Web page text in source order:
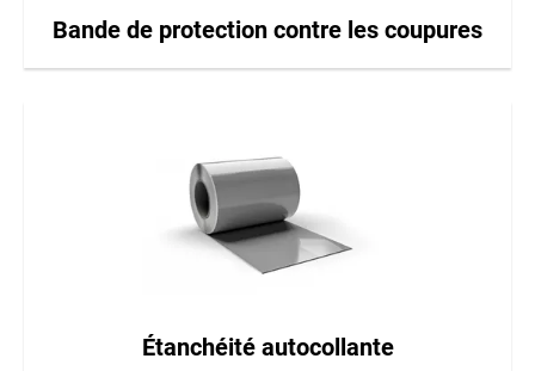
Bande de protection contre les coupures
Étanchéité autocollante